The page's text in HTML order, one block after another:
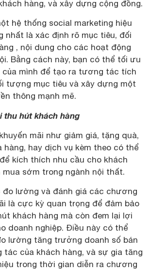
hàng, và xây dựng cộng đồng.
hệ thống social marketing hiệu
nhất là xác định rõ mục tiêu, đối
, nội dung cho các hoạt động
Bằng cách này, bạn có thể tối ưu
mình để tạo ra tương tác tích
tượng mục tiêu và xây dựng một
thông mạnh mẽ.
thu hút khách hàng
mãi như giảm giá, tặng quà,
hàng, hay dịch vụ kèm theo có thể
kích thích nhu cầu cho khách
sớm trong ngành nội thất.
lường và đánh giá các chương
là cực kỳ quan trọng để đảm bảo
khách hàng mà còn đem lại lợi
doanh nghiệp. Điều này có thể
lường tăng trưởng doanh số bán
tác của khách hàng, và sự gia tăng
trong thời gian diễn ra chương